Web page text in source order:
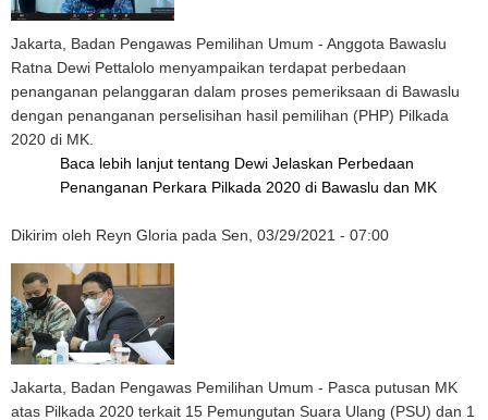
Jakarta, Badan Pengawas Pemilihan Umum - Anggota Bawaslu
Ratna Dewi Pettalolo menyampaikan terdapat perbedaan
penanganan pelanggaran dalam proses pemeriksaan di Bawaslu
dengan penanganan perselisihan hasil pemilihan (PHP) Pilkada
2020 di MK.
Baca lebih lanjut tentang Dewi Jelaskan Perbedaan
Penanganan Perkara Pilkada 2020 di Bawaslu dan MK
Dikirim oleh Reyn Gloria pada Sen, 03/29/2021 - 07:00
Jakarta, Badan Pengawas Pemilihan Umum - Pasca putusan MK
atas Pilkada 2020 terkait 15 Pemungutan Suara Ulang (PSU) dan 1